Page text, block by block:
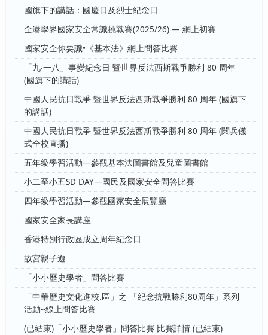
國旗下的講話：國慶日及烈士紀念日
全港學界國家安全常識挑戰賽(2025/26) — 網上初賽
國家安全你要識•《基本法》網上問答比賽
「九‧一八」事變紀念日 暨世界反法西斯戰爭勝利 80 周年
(國旗下的講話)
中國人民抗日戰爭 暨世界反法西斯戰爭勝利 80 周年 (國旗下
的講話)
中國人民抗日戰爭 暨世界反法西斯戰爭勝利 80 周年 (閱兵儀
式全校直播)
五年級學習活動—參觀基本法圖書館及兒童圖書館
小二至小五SD DAY—國民及國家安全問答比賽
四年級學習活動—參觀國家安全展覽廳
國家安全家長講座
香港特別行政區成立周年紀念日
故宮親子遊
「小小歷史學者」問答比賽
「中華歷史文化進校.區」之 「紀念抗戰勝利80周年」系列
活動--線上問答比賽
(已結束)「小小歷史學者」問答比賽 比賽詳情 (已結束)